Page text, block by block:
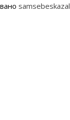
samsebeskazal